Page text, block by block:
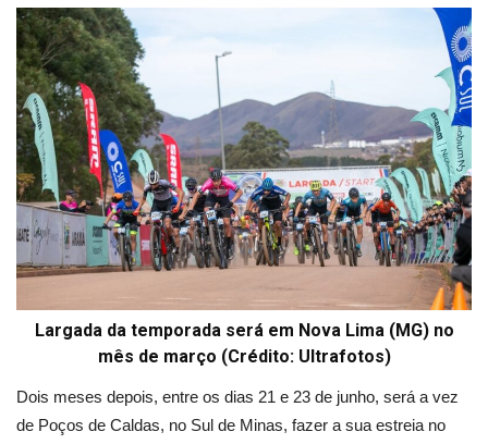
Largada da temporada será em Nova Lima (MG) no
mês de março (Crédito: Ultrafotos)
Dois meses depois, entre os dias 21 e 23 de junho, será a vez
de Poços de Caldas, no Sul de Minas, fazer a sua estreia no